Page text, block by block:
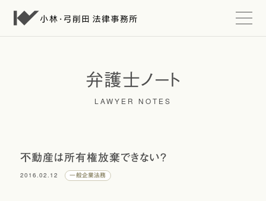
t
弁護士ノート
LAWYER NOTES
不動産は所有権放棄できない？
2016.02.12 一般企業法務